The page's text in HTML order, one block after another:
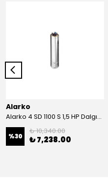
Alarko
Alarko 4 SD 1100 S 1,5 HP Dalgıç Motor
%30
₺ 10,340.00
₺ 7,238.00